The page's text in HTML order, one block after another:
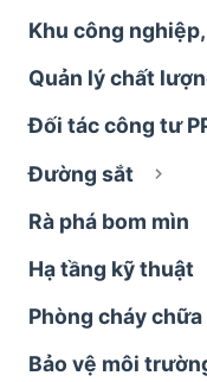
Khu công
Quản lý chất
Đối tác công tư
Đường sắt
Rà phá bom mìn
Hạ tầng kỹ thuật
Phòng cháy
Bảo vệ môi